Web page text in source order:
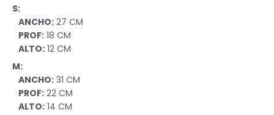
S:
ANCHO: 27 CM
PROF: 18 CM
ALTO: 12 CM
M:
ANCHO: 31 CM
PROF: 22 CM
ALTO: 14 CM